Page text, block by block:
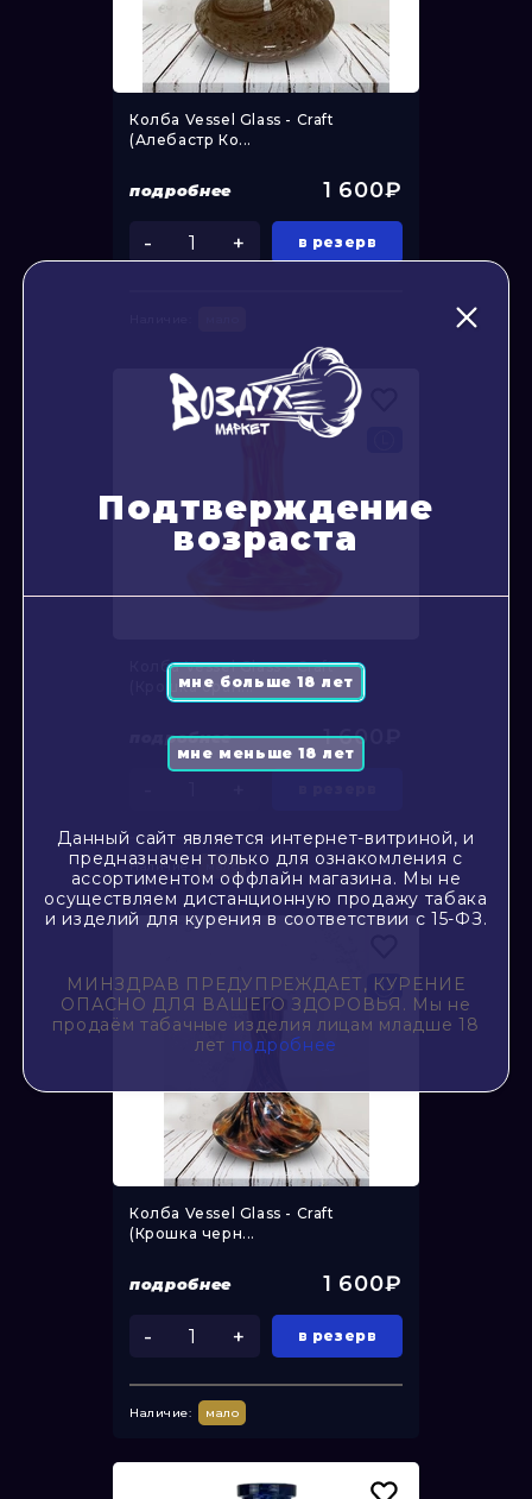
Колба Vessel Glass - Craft
(Алебастр Ко...
подробнее 1 600₽
- + в резерв
Колба Vessel Glass - Craft
(Крошка оран...
подробнее 1 600₽
Наличие: мало
Колба Vessel Glass - Craft
(Крошка черн...
подробнее 1 600₽
- + в резерв
Наличие: мало
Подтверждение
возраста
Данный сайт является интернет-витриной, и
предназначен только для ознакомления с
ассортиментом оффлайн магазина. Мы не
осуществляем дистанционную продажу табака
и изделий для курения в соответствии с 15-ФЗ.
МИНЗДРАВ ПРЕДУПРЕЖДАЕТ, КУРЕНИЕ
ОПАСНО ДЛЯ ВАШЕГО ЗДОРОВЬЯ. Мы не
продаём табачные изделия лицам младше 18
лет подробнее